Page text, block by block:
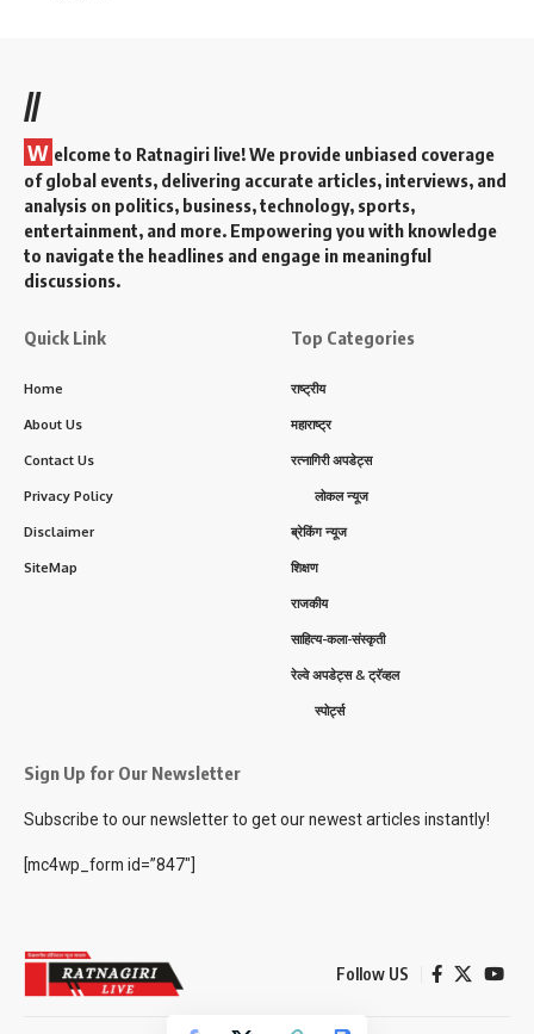
//
W elcome to Ratnagiri live! We provide unbiased coverage
of global events, delivering accurate articles, interviews, and
analysis on politics, business, technology, sports,
entertainment, and more. Empowering you with knowledge
to navigate the headlines and engage in meaningful
discussions.
Quick Link
Home
About Us
Contact Us
Privacy Policy
Disclaimer
SiteMap
Top Categories
राष्ट्रीय
महाराष्ट्र
रत्नागिरी अपडेट्स
लोकल न्यूज
ब्रेकिंग न्यूज
शिक्षण
राजकीय
साहित्य-कला-संस्कृती
रेल्वे अपडेट्स & ट्रॅव्हल
स्पोर्ट्स
Sign Up for Our Newsletter
Subscribe to our newsletter to get our newest articles instantly!
[mc4wp_form id=”847″]
Follow US